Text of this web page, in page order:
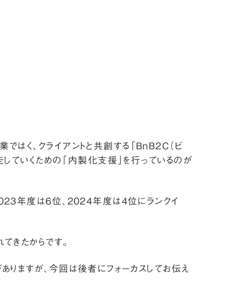
はく、クライアントと共創する「BnB2C（ビ
していくための「内製化支援」を行っているのが
年度は6位、2024年度は4位にランクイ
きたからです。
りますが、今回は後者にフォーカスしてお伝え